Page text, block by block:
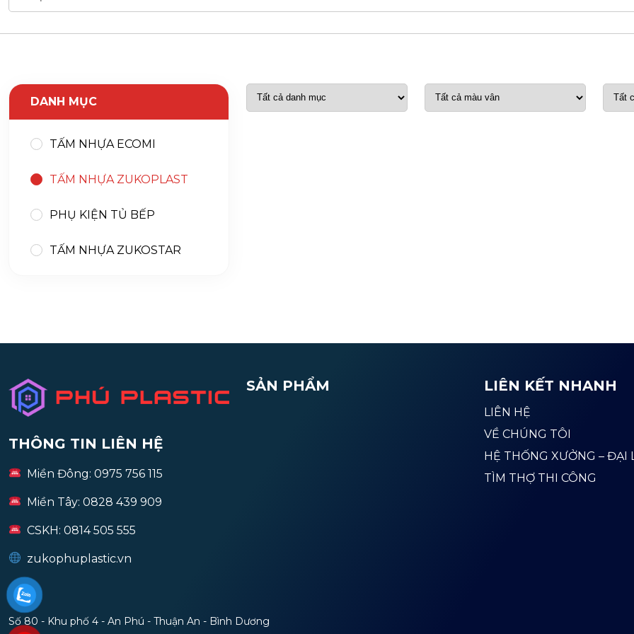
DANH MỤC
TẤM NHỰA ECOMI
TẤM NHỰA ZUKOPLAST
PHỤ KIỆN TỦ BẾP
TẤM NHỰA ZUKOSTAR
THÔNG TIN LIÊN HỆ
Miền Đông: 0975 756 115
Miền Tây: 0828 439 909
CSKH: 0814 505 555
zukophuplastic.vn
SẢN PHẨM LIÊN KẾT NHANH
LIÊN HỆ
VỀ CHÚNG TÔI
HỆ THỐNG XƯỞNG – ĐẠI
TÌM THỢ THI CÔNG
Số 80 - Khu phố 4 - An Phú - Thuận An - Bình Dương